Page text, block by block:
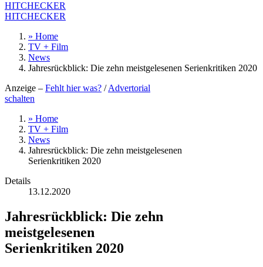
HITCHECKER
HITCHECKER
» Home
TV + Film
News
Jahresrückblick: Die zehn meistgelesenen Serienkritiken 2020
Anzeige – Fehlt hier was? /Advertorial
schalten
» Home
TV + Film
News
Jahresrückblick: Die zehn meistgelesenen
Serienkritiken 2020
Details
13.12.2020
Jahresrückblick: Die zehn
meistgelesenen
Serienkritiken 2020